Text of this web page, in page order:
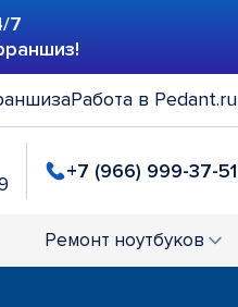
7
Работа в Pedant.ru
+7 (966) 999-37-51
Ремонт ноутбуков